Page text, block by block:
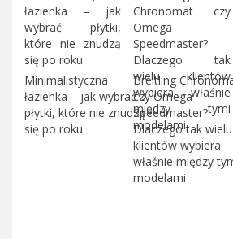
Minimalistyczna
łazienka – jak wybrać
płytki, które nie znudzą
się po roku
Breitling
czy Omega
Speedmaster?
Dlaczego tak wielu
klientów wybiera
właśnie między
modelami